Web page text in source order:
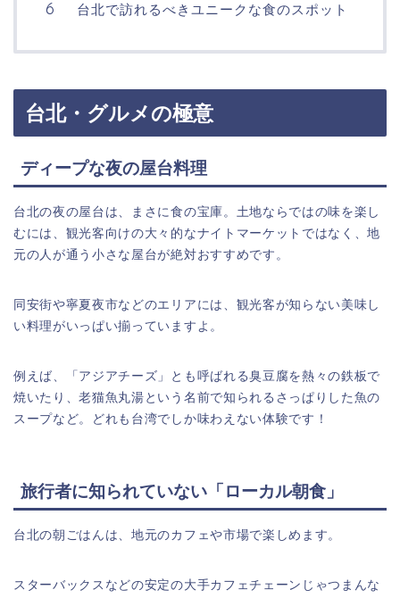
台北で訪れるべきユニークな食のスポット
台北・グルメの極意
ディープな夜の屋台料理
台北の夜の屋台は、まさに食の宝庫。土地ならではの味を楽し
むには、観光客向けの大々的なナイトマーケットではなく、地
元の人が通う小さな屋台が絶対おすすめです。
同安街や寧夏夜市などのエリアには、観光客が知らない美味し
い料理がいっぱい揃っていますよ。
例えば、「アジアチーズ」とも呼ばれる臭豆腐を熱々の鉄板で
焼いたり、老猫魚丸湯という名前で知られるさっぱりした魚の
スープなど。どれも台湾でしか味わえない体験です！
旅行者に知られていない「ローカル朝食」
台北の朝ごはんは、地元のカフェや市場で楽しめます。
スターバックスなどの安定の大手カフェチェーンじゃつまんな